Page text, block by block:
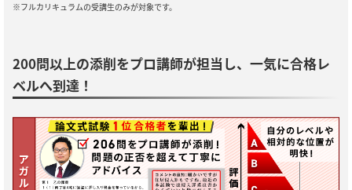
※フルカリキュラムの受講生のみが対象です。
200問以上の添削をプロ講師が担当し、一気に合格レ
ベルへ到達！